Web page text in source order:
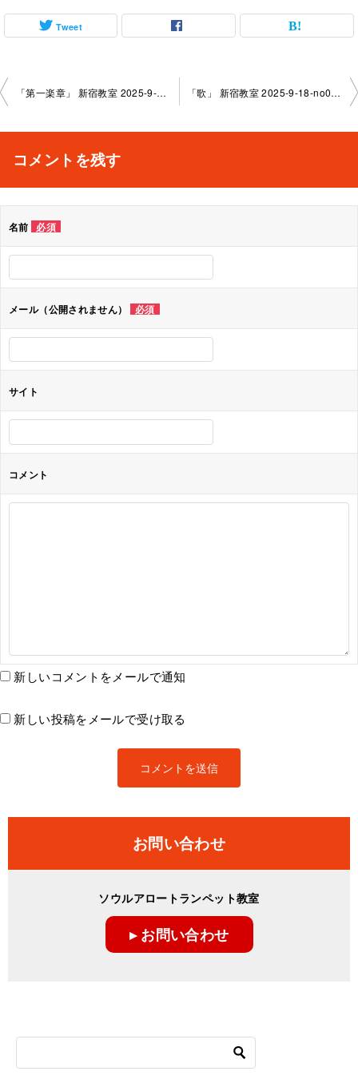
Tweet
投
ビ
シ
ョ
ン
「第一楽章」 新宿教室 2025-9-27-no0026 -1096 「歌」 新宿教室 2025-9-18-­no0026-­1070
コメントを残す
名前 必須
メール（公開されません） 必須
サイト
コメント
新しいコメントをメールで通知
新しい投稿をメールで受け取る
お問い合わせ
ソウルアロートランペット教室
▸ お問い合わせ